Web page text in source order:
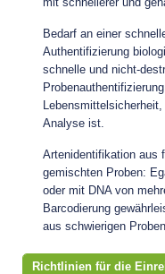
Bedarf an einer
Authentifizierung
schnelle und nicht-
Analyse ist.
Artenidentifikation aus
gemischten Proben:
oder mit DNA von
Barcodierung
aus schwierigen
Richtlinien für die